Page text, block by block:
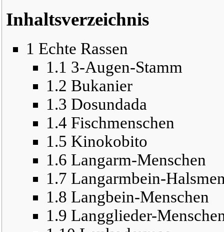
Inhaltsverzeichnis
1 Echte Rassen
1.1 3-Augen-Stamm
1.2 Bukanier
1.3 Dosundada
1.4 Fischmenschen
1.5 Kinokobito
1.6 Langarm-Menschen
1.7 Langarmbein-
1.8 Langbein-Menschen
1.9 Langglieder-